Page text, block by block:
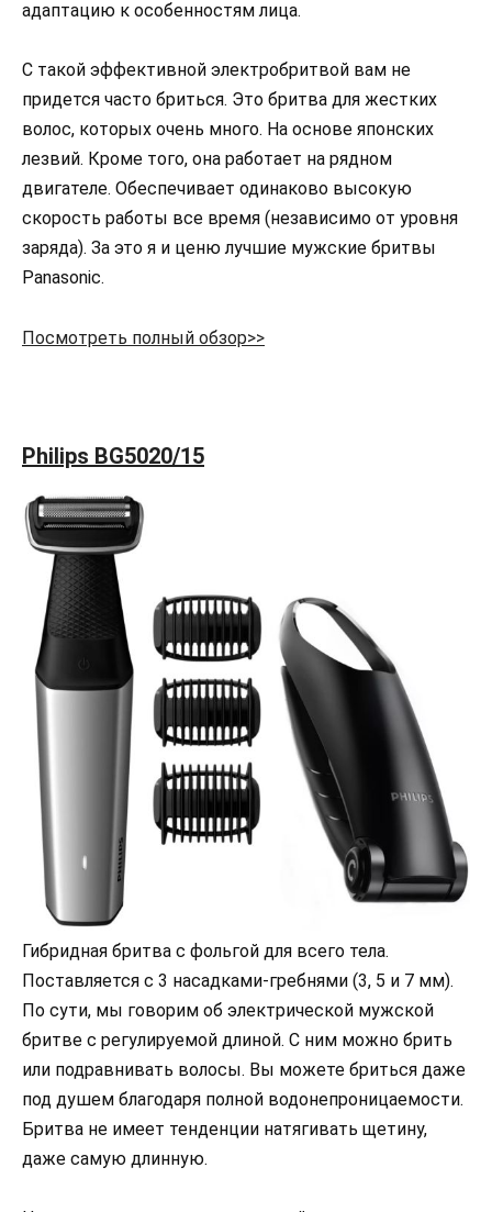
адаптацию к особенностям лица.
С такой эффективной электробритвой вам не
придется часто бриться. Это бритва для жестких
волос, которых очень много. На основе японских
лезвий. Кроме того, она работает на рядном
двигателе. Обеспечивает одинаково высокую
скорость работы все время (независимо от уровня
заряда). За это я и ценю лучшие мужские бритвы
Panasonic.
Посмотреть полный обзор>>
Philips BG5020/15
Гибридная бритва с фольгой для всего тела.
Поставляется с 3 насадками-гребнями (3, 5 и 7 мм).
По сути, мы говорим об электрической мужской
бритве с регулируемой длиной. С ним можно брить
или подравнивать волосы. Вы можете бриться даже
под душем благодаря полной водонепроницаемости.
Бритва не имеет тенденции натягивать щетину,
даже самую длинную.